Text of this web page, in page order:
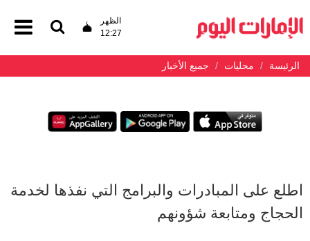
الظهر
12:27
الرئيسة محليات جميع الأخبار
اطلع على المبادرات والبرامج التي نفذها لخدمة
الحجاج ومتابعة شؤونهم